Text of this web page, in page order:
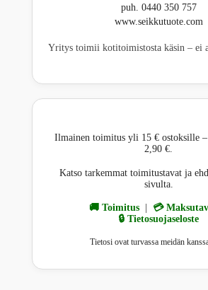
puh. 0440 350 757
www.seikkutuote.com
Yritys toimii kotitoimistosta käsin – ei
Ilmainen toimitus yli 15 € ostoksille
2,90 €.
Katso tarkemmat toimitustavat ja
sivulta.
🚚 Toimitus 💳
🔒 Tietosuojaseloste
Tietosi ovat turvassa meidän